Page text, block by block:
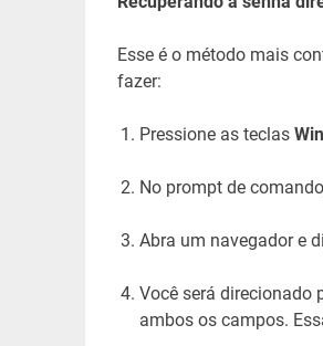
Esse é o método mais
fazer:
Pressione as teclas
No prompt de
Abra um navegador e
Você será direcionado
ambos os campos.